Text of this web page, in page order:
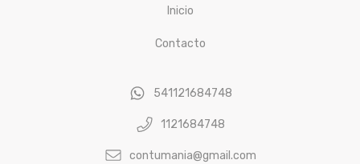
Inicio
Contacto
541121684748
1121684748
contumania@gmail.com